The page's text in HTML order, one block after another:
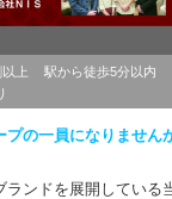
上 駅から徒歩5分以内
プの一員になりません
ランドを展開している